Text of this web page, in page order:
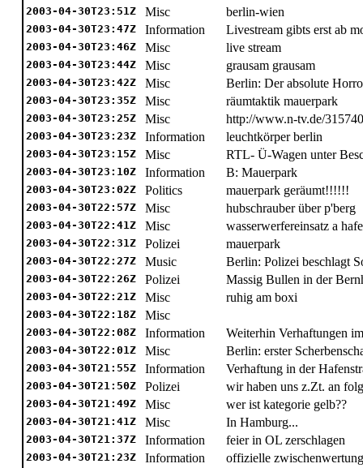
2003-04-30T23:51Z Misc berlin-wien
2003-04-30T23:47Z Information Livestream gibts erst ab
2003-04-30T23:46Z Misc live stream
2003-04-30T23:44Z Misc grausam grausam
2003-04-30T23:42Z Misc Berlin: Der absolute
2003-04-30T23:35Z Misc räumtaktik mauerpark
2003-04-30T23:25Z Misc http://www.n-tv.de/
2003-04-30T23:23Z Information leuchtkörper berlin
2003-04-30T23:15Z Misc RTL- Ü-Wagen unter
2003-04-30T23:10Z Information B: Mauerpark
2003-04-30T23:02Z Politics mauerpark geräumt!!!!!!
2003-04-30T22:57Z Misc hubschrauber über p'berg
2003-04-30T22:41Z Misc wasserwerfereinsatz a
2003-04-30T22:31Z Polizei mauerpark
2003-04-30T22:27Z Music Berlin: Polizei beschlagt
2003-04-30T22:26Z Polizei Massig Bullen in der
2003-04-30T22:21Z Misc ruhig am boxi
2003-04-30T22:18Z Misc
2003-04-30T22:08Z Information Weiterhin Verhaftungen
2003-04-30T22:01Z Misc Berlin: erster
2003-04-30T21:55Z Information Verhaftung in der
2003-04-30T21:50Z Polizei wir haben uns z.Zt. an
2003-04-30T21:49Z Misc wer ist kategorie gelb??
2003-04-30T21:41Z Misc In Hamburg...
2003-04-30T21:37Z Information feier in OL zerschlagen
2003-04-30T21:23Z Information offizielle